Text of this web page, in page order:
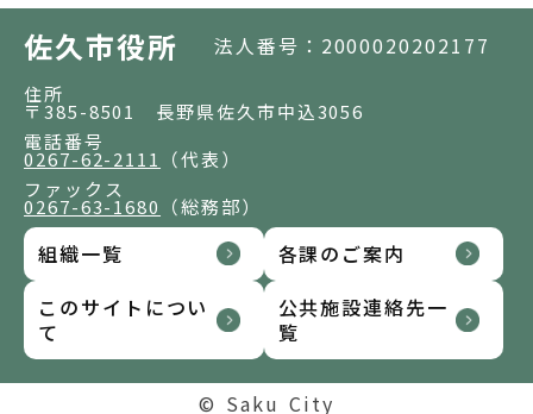
佐久市役所 法人番号：2000020202177
住所
〒385-8501 長野県佐久市中込3056
電話番号
0267-62-2111
（代表）
ファックス
0267-63-1680 （総務部）
組織一覧
各課のご案内
このサイトについ
て
公共施設連絡先一
覧
© Saku City